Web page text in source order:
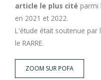
article le plus cité parmi
en 2021 et 2022.
L'étude était soutenue par
le RARRE.
ZOOM SUR POFA